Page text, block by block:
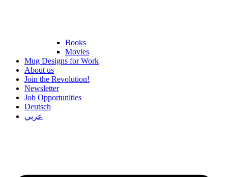
Books
Movies
Mug Designs for Work
About us
Join the Revolution!
Newsletter
Job Opportunities
Deutsch
عربي